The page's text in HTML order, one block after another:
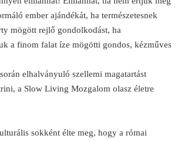
ember ajándékát, ha természetesnek
mögött rejlő gondolkodást, ha
a finom falat íze mögötti gondos, kézműves
elhalványuló szellemi magatartást
a Slow Living Mozgalom olasz életre
sokként élte meg, hogy a római